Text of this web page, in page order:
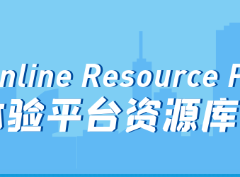
Resource
平台资源库